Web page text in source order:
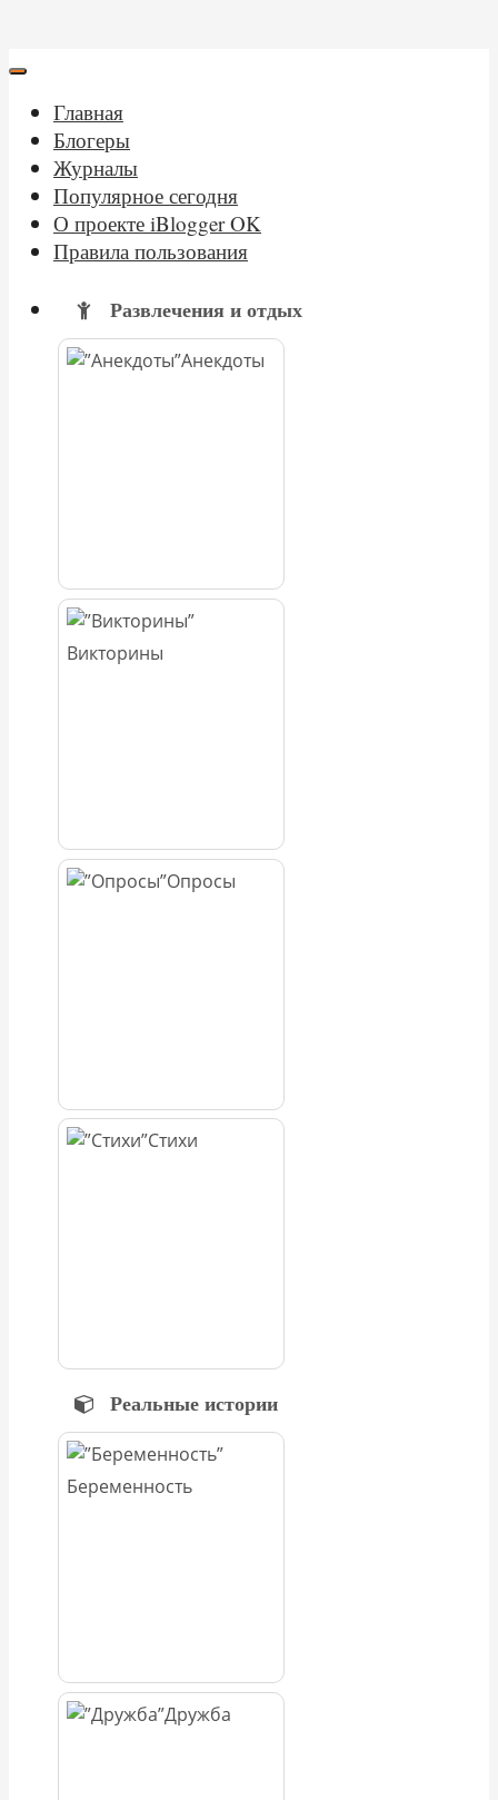
Главная
Блогеры
Журналы
Популярное сегодня
О проекте iBlogger OK
Правила пользования
Развлечения и отдых
Анекдоты
Викторины
Опросы
Стихи
Реальные истории
Беременность
Дружба